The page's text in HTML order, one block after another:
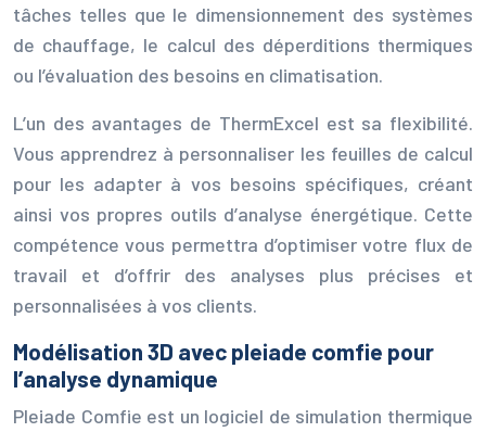
tâches telles que le dimensionnement des systèmes
de chauffage, le calcul des déperditions thermiques
ou l’évaluation des besoins en climatisation.
L’un des avantages de ThermExcel est sa flexibilité.
Vous apprendrez à personnaliser les feuilles de calcul
pour les adapter à vos besoins spécifiques, créant
ainsi vos propres outils d’analyse énergétique. Cette
compétence vous permettra d’optimiser votre flux de
travail et d’offrir des analyses plus précises et
personnalisées à vos clients.
Modélisation 3D avec pleiade comfie pour
l’analyse dynamique
Pleiade Comfie est un logiciel de simulation thermique